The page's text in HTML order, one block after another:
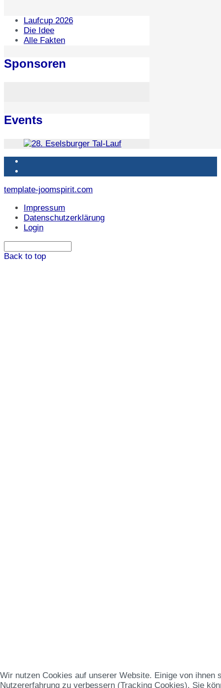
Laufcup 2026
Die Idee
Alle Fakten
Sponsoren
Events
template-joomspirit.com
Impressum
Datenschutzerklärung
Login
Back to top
Wir nutzen Cookies auf unserer Website. Einige von
Nutzererfahrung zu verbessern (Tracking Cookies). Sie